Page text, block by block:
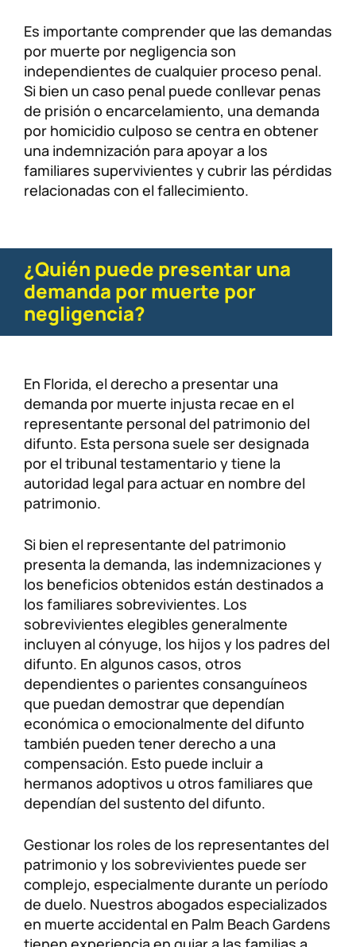
Es importante comprender que las demandas
por muerte por negligencia son
independientes de cualquier proceso penal.
Si bien un caso penal puede conllevar penas
de prisión o encarcelamiento, una demanda
por homicidio culposo se centra en obtener
una indemnización para apoyar a los
familiares supervivientes y cubrir las pérdidas
relacionadas con el fallecimiento.
¿Quién puede presentar una
demanda por muerte por
negligencia?
En Florida, el derecho a presentar una
demanda por muerte injusta recae en el
representante personal del patrimonio del
difunto. Esta persona suele ser designada
por el tribunal testamentario y tiene la
autoridad legal para actuar en nombre del
patrimonio.
Si bien el representante del patrimonio
presenta la demanda, las indemnizaciones y
los beneficios obtenidos están destinados a
los familiares sobrevivientes. Los
sobrevivientes elegibles generalmente
incluyen al cónyuge, los hijos y los padres del
difunto. En algunos casos, otros
dependientes o parientes consanguíneos
que puedan demostrar que dependían
económica o emocionalmente del difunto
también pueden tener derecho a una
compensación. Esto puede incluir a
hermanos adoptivos u otros familiares que
dependían del sustento del difunto.
Gestionar los roles de los representantes del
patrimonio y los sobrevivientes puede ser
complejo, especialmente durante un período
de duelo. Nuestros abogados especializados
en muerte accidental en Palm Beach Gardens